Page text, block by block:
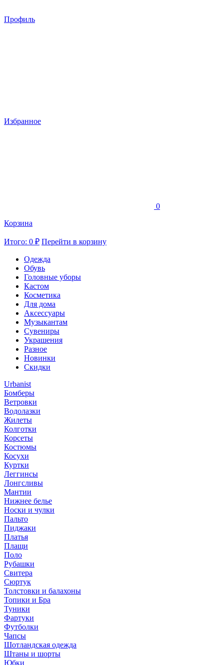
Профиль
Избранное
0
Корзина
Итого: 0 ₽ Перейти в корзину
Одежда
Обувь
Головные уборы
Кастом
Косметика
Для дома
Аксессуары
Музыкантам
Сувениры
Украшения
Разное
Новинки
Скидки
Urbanist
Бомберы
Ветровки
Водолазки
Жилеты
Колготки
Корсеты
Костюмы
Косухи
Куртки
Леггинсы
Лонгсливы
Мантии
Нижнее белье
Носки и чулки
Пальто
Пиджаки
Платья
Плащи
Поло
Рубашки
Свитера
Сюртук
Толстовки и балахоны
Топики и Бра
Туники
Фартуки
Футболки
Чапсы
Шотландская одежда
Штаны и шорты
Юбки